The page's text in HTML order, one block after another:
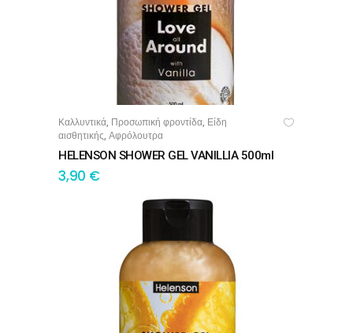
ΠΡΟΣΘΉΚΗ ΣΤΟ ΚΑΛΆΘΙ
Καλλυντικά, Προσωπική φροντίδα, Είδη
αισθητικής, Αφρόλουτρα
HELENSON SHOWER GEL VANILLIA 500ml
3,90 €